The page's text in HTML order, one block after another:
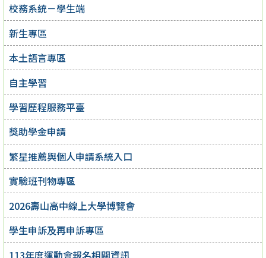
校務系統－學生端
新生專區
本土語言專區
自主學習
學習歷程服務平臺
獎助學金申請
繁星推薦與個人申請系統入口
實驗班刊物專區
2026壽山高中線上大學博覽會
學生申訴及再申訴專區
113年度運動會報名相關資訊